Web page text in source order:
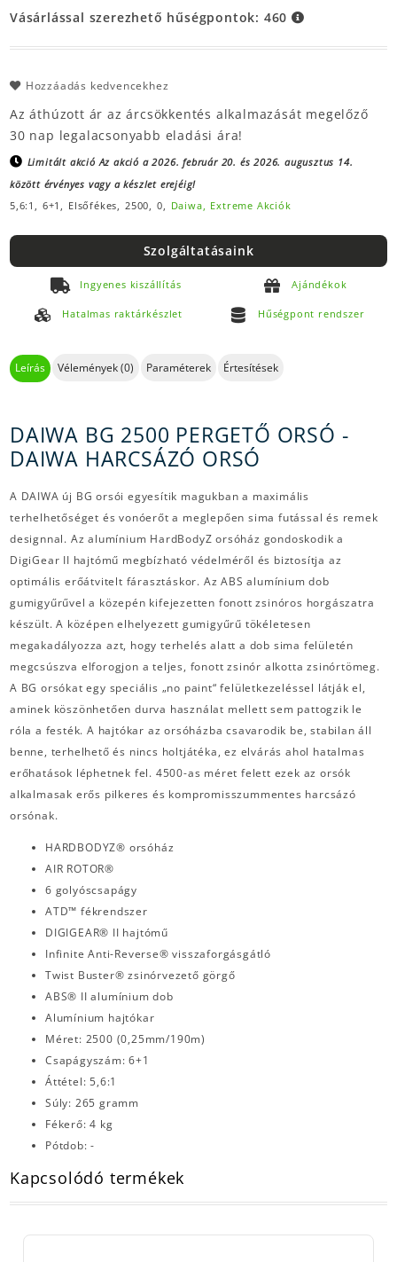
Vásárlással szerezhető hűségpontok: 460
Hozzáadás kedvencekhez
Az áthúzott ár az árcsökkentés alkalmazását megelőző
30 nap legalacsonyabb eladási ára!
Limitált akció Az akció a 2026. február 20. és 2026. augusztus 14.
között érvényes vagy a készlet erejéig!
5,6:1, 6+1, Elsőfékes, 2500, 0, Daiwa, Extreme Akciók
Szolgáltatásaink
Ingyenes kiszállítás Ajándékok
Hatalmas raktárkészlet Hűségpont rendszer
Leírás Vélemények (0) Paraméterek Értesítések
DAIWA BG 2500 PERGETŐ ORSÓ -
DAIWA HARCSÁZÓ ORSÓ
A DAIWA új BG orsói egyesítik magukban a maximális
terhelhetőséget és vonóerőt a meglepően sima futással és remek
designnal. Az alumínium HardBodyZ orsóház gondoskodik a
DigiGear II hajtómű megbízható védelméről és biztosítja az
optimális erőátvitelt fárasztáskor. Az ABS alumínium dob
gumigyűrűvel a közepén kifejezetten fonott zsinóros horgászatra
készült. A középen elhelyezett gumigyűrű tökéletesen
megakadályozza azt, hogy terhelés alatt a dob sima felületén
megcsúszva elforogjon a teljes, fonott zsinór alkotta zsinórtömeg.
A BG orsókat egy speciális „no paint“ felületkezeléssel látják el,
aminek köszönhetően durva használat mellett sem pattogzik le
róla a festék. A hajtókar az orsóházba csavarodik be, stabilan áll
benne, terhelhető és nincs holtjátéka, ez elvárás ahol hatalmas
erőhatások léphetnek fel. 4500-as méret felett ezek az orsók
alkalmasak erős pilkeres és kompromisszummentes harcsázó
orsónak.
HARDBODYZ® orsóház
AIR ROTOR®
6 golyóscsapágy
ATD™ fékrendszer
DIGIGEAR® II hajtómű
Infinite Anti-Reverse® visszaforgásgátló
Twist Buster® zsinórvezető görgő
ABS® II alumínium dob
Alumínium hajtókar
Méret: 2500 (0,25mm/190m)
Csapágyszám: 6+1
Áttétel: 5,6:1
Súly: 265 gramm
Fékerő: 4 kg
Pótdob: -
Kapcsolódó termékek